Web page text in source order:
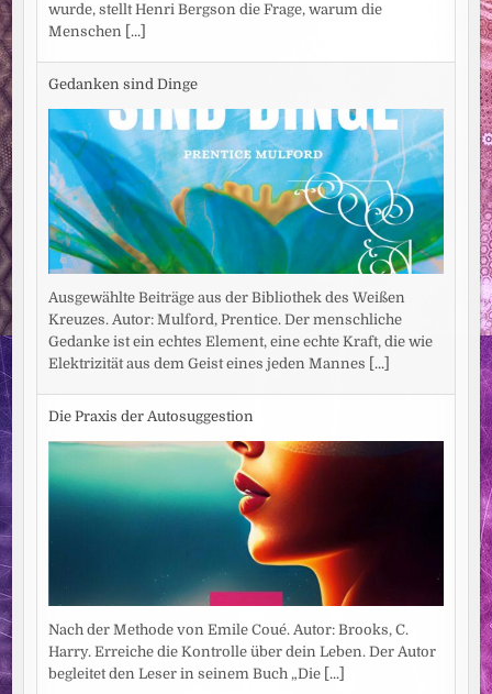
wurde, stellt Henri Bergson die Frage, warum die
Menschen [...]
Gedanken sind Dinge
Ausgewählte Beiträge aus der Bibliothek des Weißen
Kreuzes. Autor: Mulford, Prentice. Der menschliche
Gedanke ist ein echtes Element, eine echte Kraft, die wie
Elektrizität aus dem Geist eines jeden Mannes [...]
Die Praxis der Autosuggestion
Nach der Methode von Emile Coué. Autor: Brooks, C.
Harry. Erreiche die Kontrolle über dein Leben. Der Autor
begleitet den Leser in seinem Buch „Die [...]